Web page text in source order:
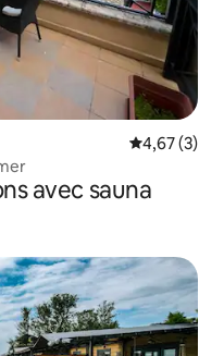
Évaluation
4,67 (3)
avec sauna